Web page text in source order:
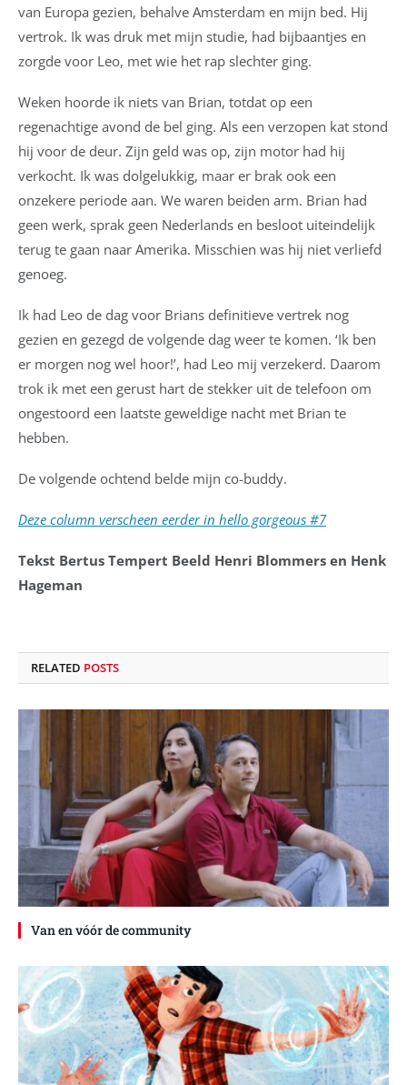
van Europa gezien, behalve Amsterdam en mijn bed. Hij
vertrok. Ik was druk met mijn studie, had bijbaantjes en
zorgde voor Leo, met wie het rap slechter ging.
Weken hoorde ik niets van Brian, totdat op een
regenachtige avond de bel ging. Als een verzopen kat stond
hij voor de deur. Zijn geld was op, zijn motor had hij
verkocht. Ik was dolgelukkig, maar er brak ook een
onzekere periode aan. We waren beiden arm. Brian had
geen werk, sprak geen Nederlands en besloot uiteindelijk
terug te gaan naar Amerika. Misschien was hij niet verliefd
genoeg.
Ik had Leo de dag voor Brians definitieve vertrek nog
gezien en gezegd de volgende dag weer te komen. ‘Ik ben
er morgen nog wel hoor!’, had Leo mij verzekerd. Daarom
trok ik met een gerust hart de stekker uit de telefoon om
ongestoord een laatste geweldige nacht met Brian te
hebben.
De volgende ochtend belde mijn co-buddy.
Deze column verscheen eerder in hello gorgeous #7
Tekst Bertus Tempert Beeld Henri Blommers en Henk
Hageman
RELATED POSTS
Van en vóór de community